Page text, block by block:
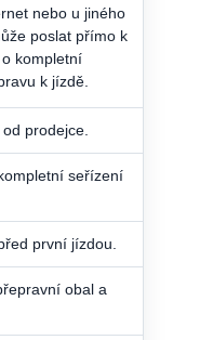
nebo u jiného
poslat přímo k
kompletní
k jízdě.
prodejce.
seřízení
první jízdou.
obal a